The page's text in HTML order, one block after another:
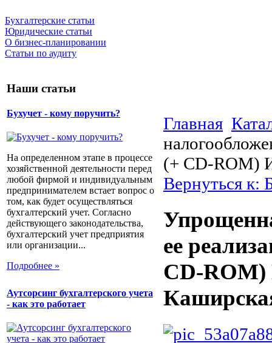
Бухгалтерские статьи
Юридические статьи
О бизнес-планировании
Статьи по аудиту
Наши статьи
Бухучет - кому поручить?
На определенном этапе в процессе
хозяйственной деятельности перед
любой фирмой и индивидуальным
предпринимателем встает вопрос о
том, как будет осуществляться
бухгалтерский учет. Согласно
действующего законодательства,
бухгалтерский учет предприятия
или организации...
Подробнее »
Аутсорсинг бухгалтерского учета
- как это работает
Главная
(+ CD-ROM)
Вернуться к:
ее
CD-